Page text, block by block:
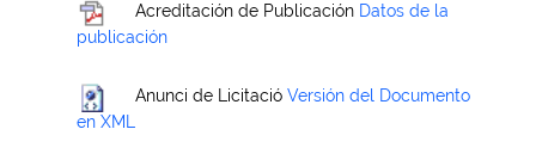
Acreditación de Publicación Datos de la
publicación
Anunci de Licitació Versión del Documento
en XML